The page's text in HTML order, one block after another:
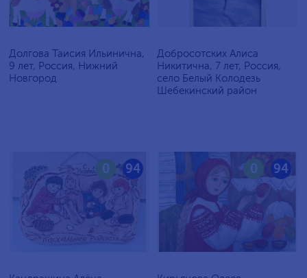
Долгова Таисия Ильинична,
9 лет, Россия, Нижний
Новгород
Добросотских Алиса
Никитична, 7 лет, Россия,
село Белый Колодезь
Шебекинский район
94
0 94
0